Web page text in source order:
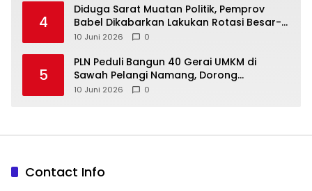
4
‎Diduga Sarat Muatan Politik, Pemprov
Babel Dikabarkan Lakukan Rotasi Besar-
10 Juni 2026 0
5
‎PLN Peduli Bangun 40 Gerai UMKM di
Sawah Pelangi Namang, Dorong
10 Juni 2026 0
Contact Info